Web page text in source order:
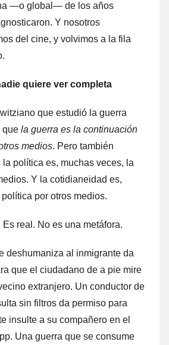
—o global— de los años
Y nosotros
del cine, y volvimos a la fila
quiere ver completa
que estudió la guerra
que la guerra es la continuación
medios. Pero también
política es, muchas veces, la
Y la cotidianeidad es,
por otros medios.
real. No es una metáfora.
deshumaniza al inmigrante da
que el ciudadano de a pie mire
extranjero. Un conductor de
sin filtros da permiso para
insulte a su compañero en el
Una guerra que se consume